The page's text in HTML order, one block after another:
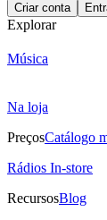
Criar conta
Explorar
Música
Na loja
PreçosCatálogo
Rádios In-store
RecursosBlog